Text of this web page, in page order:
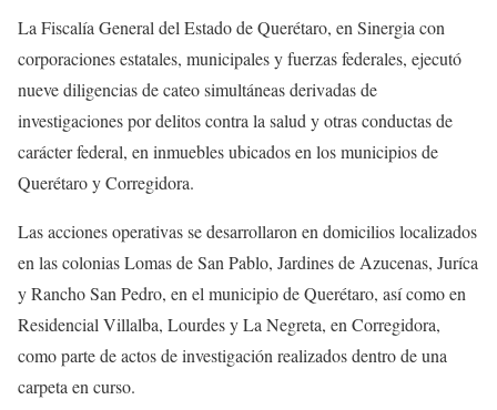
La Fiscalía General del Estado de Querétaro, en Sinergia con
corporaciones estatales, municipales y fuerzas federales, ejecutó
nueve diligencias de cateo simultáneas derivadas de
investigaciones por delitos contra la salud y otras conductas de
carácter federal, en inmuebles ubicados en los municipios de
Querétaro y Corregidora.
Las acciones operativas se desarrollaron en domicilios localizados
en las colonias Lomas de San Pablo, Jardines de Azucenas, Juríca
y Rancho San Pedro, en el municipio de Querétaro, así como en
Residencial Villalba, Lourdes y La Negreta, en Corregidora,
como parte de actos de investigación realizados dentro de una
carpeta en curso.